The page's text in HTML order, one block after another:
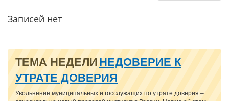
Записей нет
ТЕМА НЕДЕЛИ НЕДОВЕРИЕ К
УТРАТЕ ДОВЕРИЯ
Увольнение муниципальных и госслужащих по утрате доверия –